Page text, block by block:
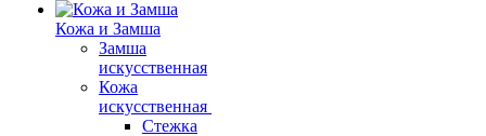
Кожа и Замша
Замша
искусственная
Кожа
искусственная
Стежка